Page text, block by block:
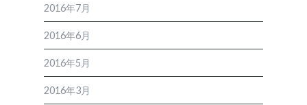
2016年7月
2016年6月
2016年5月
2016年3月